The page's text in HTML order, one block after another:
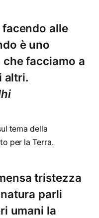
alle
è uno
facciamo a
altri.
tema della
per la Terra.
tristezza
parli
umani la